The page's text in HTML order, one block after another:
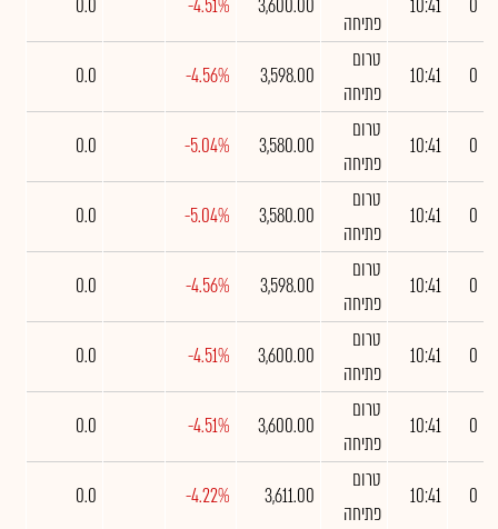
0
10:41
פתיחה
3,600.00
-4.51%
0.0
0
10:41
טרום
פתיחה
3,598.00
-4.56%
0.0
0
10:41
טרום
פתיחה
3,580.00
-5.04%
0.0
0
10:41
טרום
פתיחה
3,580.00
-5.04%
0.0
0
10:41
טרום
פתיחה
3,598.00
-4.56%
0.0
0
10:41
טרום
פתיחה
3,600.00
-4.51%
0.0
0
10:41
טרום
פתיחה
3,600.00
-4.51%
0.0
0
10:41
טרום
פתיחה
3,611.00
-4.22%
0.0